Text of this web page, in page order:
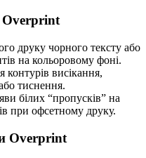
Overprint
друку чорного тексту або
на кольоровому фоні.
контурів висікання,
тиснення.
білих “пропусків” на
при офсетному друку.
Overprint